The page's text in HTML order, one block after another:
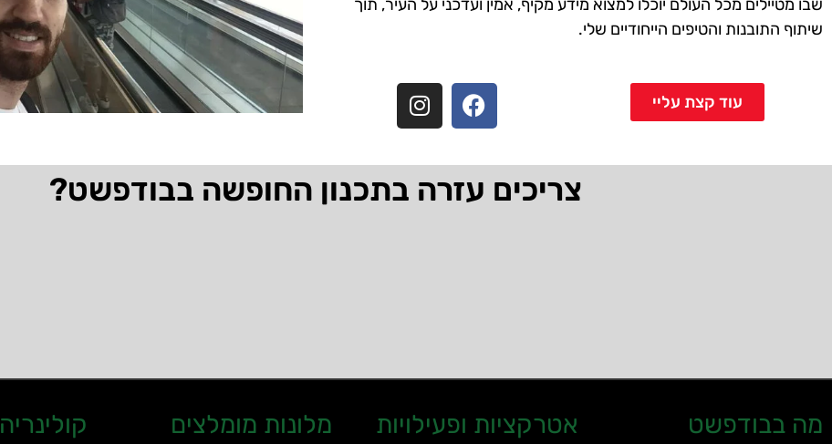
שבו מטיילים מכל העולם יוכלו למצוא מידע מקיף, אמין ועדכני על העיר, תוך
שיתוף התובנות והטיפים הייחודיים שלי.
עוד קצת עליי
צריכים עזרה בתכנון החופשה בבודפשט?
מה בבודפשט אטרקציות ופעילויות מלונות מומלצים קולינריה